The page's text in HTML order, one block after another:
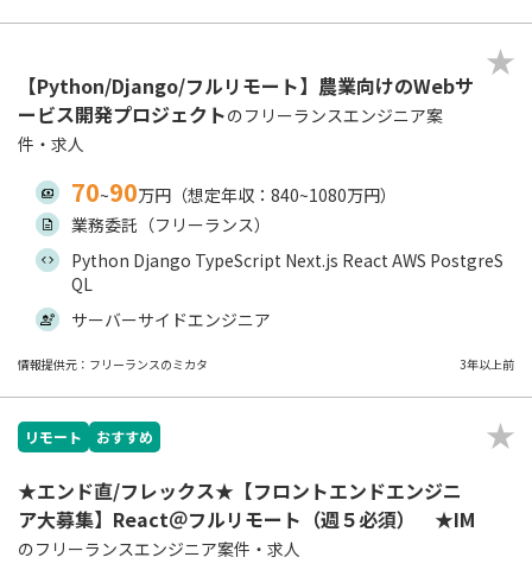
【Python/Django/フルリモート】農業向けのWebサ
ービス開発プロジェクトのフリーランスエンジニア案
件・求人
70~90万円（想定年収：840~1080万円）
業務委託（フリーランス）
Python Django TypeScript Next.js React AWS PostgreS
QL
サーバーサイドエンジニア
情報提供元：フリーランスのミカタ 3年以上前
リモート おすすめ
★エンド直/フレックス★【フロントエンドエンジニ
ア大募集】React＠フルリモート（週５必須） ★IM
のフリーランスエンジニア案件・求人